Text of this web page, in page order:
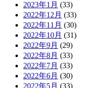
2023年1月 (33)
2022年12月 (33)
2022年11月 (30)
2022年10月 (31)
2022年9月 (29)
2022年8月 (33)
2022年7月 (33)
2022年6月 (30)
2022年5月 (33)